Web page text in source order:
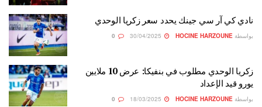
نادي كي آر سي جينك يحدد سعر زكريا الوحدي
بواسطة HOCINE HARZOUNE
زكريا الوحدي مطلوب في بنفيكا: عرض 10 ملايين
يورو قيد الإعداد
بواسطة HOCINE HARZOUNE